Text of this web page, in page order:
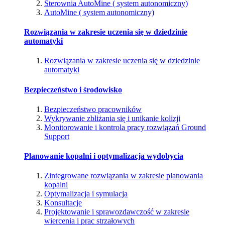
Sterownia AutoMine ( system autonomiczny)
AutoMine ( system autonomiczny)
Rozwiązania w zakresie uczenia się w dziedzinie
automatyki
Rozwiązania w zakresie uczenia się w dziedzinie
automatyki
Bezpieczeństwo i środowisko
Bezpieczeństwo pracowników
Wykrywanie zbliżania się i unikanie kolizji
Monitorowanie i kontrola pracy rozwiązań Ground
Support
Planowanie kopalni i optymalizacja wydobycia
Zintegrowane rozwiązania w zakresie planowania
kopalni
Optymalizacja i symulacja
Konsultacje
Projektowanie i sprawozdawczość w zakresie
wiercenia i prac strzałowych